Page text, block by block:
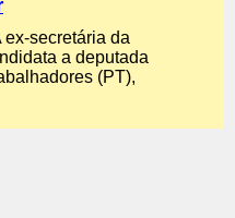
secretária da
a deputada
(PT),